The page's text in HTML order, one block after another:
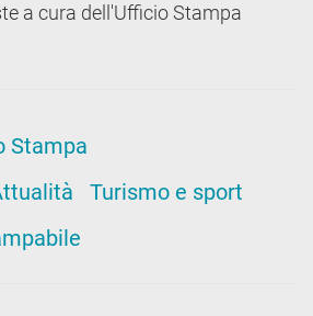
a cura dell'Ufficio Stampa
Stampa
Turismo e sport